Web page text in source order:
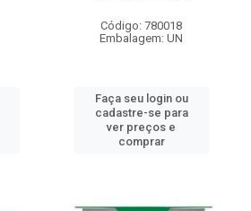
Código: 780018
Embalagem: UN
Faça seu login ou
cadastre-se para
ver preços e
comprar